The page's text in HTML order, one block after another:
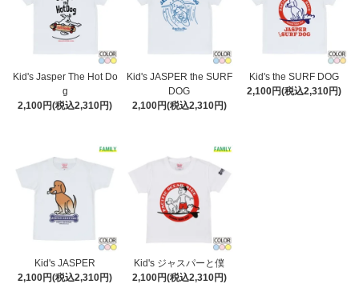
Kid's Jasper The Hot Do
g
2,100円(税込2,310円)
Kid's JASPER the SURF
DOG
2,100円(税込2,310円)
Kid's the SURF DOG
2,100円(税込2,310円)
Kid's JASPER
2,100円(税込2,310円)
Kid's ジャスパーと僕
2,100円(税込2,310円)